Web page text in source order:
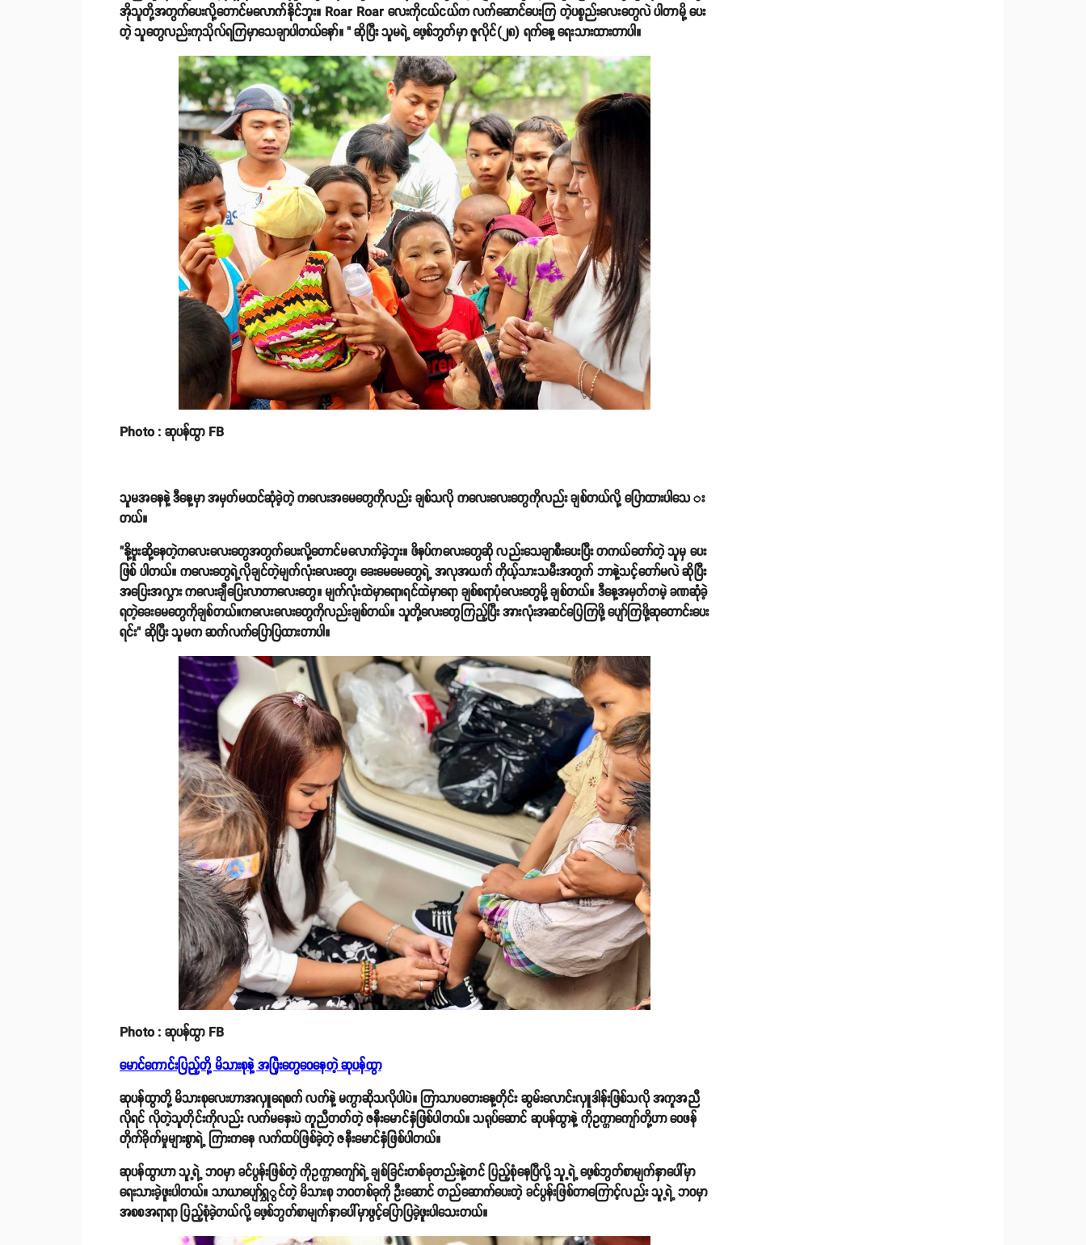
အိုသူတို့အတွက်ပေးလို့တောင်မလောက်နိုင်ဘူး။ Roar Roar လေးကိုငယ်ငယ်က လက်ဆောင်ပေးကြ တဲ့ပစ္စည်းလေးတွေလဲ ပါတာမို့ ပေး
တဲ့ သူတွေလည်းကုသိုလ်ရကြမှာသေချာပါတယ်နော်။ " ဆိုပြီး သူမရဲ့ ဖေ့စ်ဘွတ်မှာ ဇူလိုင်(၂၈) ရက်နေ့ ရေးသားထားတာပါ။
Photo : ဆုပန်ထွာ FB
သူမအနေနဲ့ ဒီနေ့မှာ အမှတ်မထင်ဆုံခဲ့တဲ့ ကလေးအမေတွေကိုလည်း ချစ်သလို ကလေးလေးတွေကိုလည်း ချစ်တယ်လို့ ပြောထားပါသေ း
တယ်။
"နို့ဗူးဆို့နေတဲ့ကလေးလေးတွေအတွက်ပေးလို့တောင်မလောက်ခဲ့ဘူး။ ဖိနပ်ကလေးတွေဆို လည်းသေချာစီးပေးပြီး တကယ်တော်တဲ့ သူမှ ပေး
ဖြစ် ပါတယ်။ ကလေးတွေရဲ့လိုချင်တဲ့မျက်လုံးလေးတွေ၊ ခေးမေမေတွေရဲ့ အလုအယက် ကိုယ့်သားသမီးအတွက် ဘာနဲ့သင့်တော်မလဲ ဆိုပြီး
အပြေးအလွှား ကလေးချီပြေးလာတာလေးတွေ။ မျက်လုံးထဲမှာရော၊ရင်ထဲမှာရော ချစ်စရာပုံလေးတွေမို့ ချစ်တယ်။ ဒီနေ့အမှတ်တမဲ့ ခဏဆုံခဲ့
ရတဲ့ခေးမေတွေကိုချစ်တယ်။ကလေးလေးတွေကိုလည်းချစ်တယ်။ သူတို့လေးတွေကြည့်ပြီး အားလုံးအဆင်ပြေကြဖို့ ပျော်ကြဖို့ဆုတောင်းပေး
ရင်း" ဆိုပြီး သူမက ဆက်လက်ပြောပြထားတာပါ။
Photo : ဆုပန်ထွာ FB
မောင်ကောင်းပြည့်တို့ မိသားစုနဲ့ အပြုံးတွေဝေနေတဲ့ ဆုပန်ထွာ
ဆုပန်ထွာတို့ မိသားစုလေးဟာအလှူရေစက် လက်နဲ့ မကွာဆိုသလိုပါပဲ။ ကြာသာပတေးနေ့တိုင်း ဆွမ်းလောင်းလှူဒါန်းဖြစ်သလို အကူအညီ
လိုရင် လိုတဲ့သူတိုင်းကိုလည်း လက်မနှေးပဲ ကူညီတတ်တဲ့ ဇနီးမောင်နှံဖြစ်ပါတယ်။ သရုပ်ဆောင် ဆုပန်ထွာနဲ့ ကိုဥက္ကာကျော်တို့ဟာ ဝေဖန်
တိုက်ခိုက်မှုများစွာရဲ့ ကြားကနေ လက်ထပ်ဖြစ်ခဲ့တဲ့ ဇနီးမောင်နှံဖြစ်ပါတယ်။
ဆုပန်ထွာဟာ သူ့ရဲ့ ဘဝမှာ ခင်ပွန်းဖြစ်တဲ့ ကိုဥက္ကာကျော်ရဲ့ ချစ်ခြင်းတစ်ခုတည်းနဲ့တင် ပြည့်စုံနေပြီလို့ သူ့ရဲ့ ဖေ့စ်ဘွတ်စာမျက်နှာပေါ်မှာ
ရေးသားခဲ့ဖူးပါတယ်။ သာယာပျော်ရွှွင်တဲ့ မိသားစု ဘဝတစ်ခုကို ဦးဆောင် တည်ဆောက်ပေးတဲ့ ခင်ပွန်းဖြစ်တာကြောင့်လည်း သူ့ရဲ့ ဘဝမှာ
အစစအရာရာ ပြည့်စုံခဲ့တယ်လို့ ဖေ့စ်ဘွတ်စာမျက်နှာပေါ်မှာဖွင့်ပြောပြခဲ့ဖူးပါသေးတယ်။